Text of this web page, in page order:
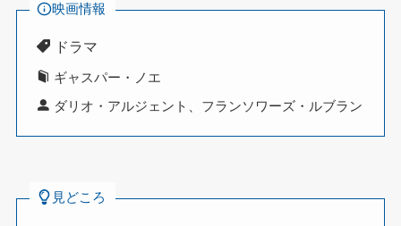
映画情報
ドラマ
ギャスパー・ノエ
ダリオ・アルジェント、フランソワーズ・ルブラン
見どころ